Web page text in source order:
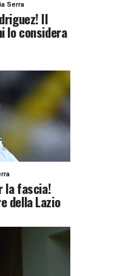
Serra
Il
lo considera
la fascia!
della Lazio